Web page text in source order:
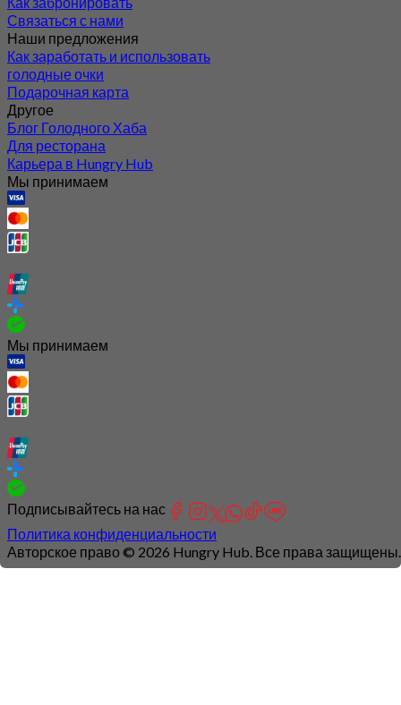
Связаться с нами
Наши предложения
Как заработать и использовать
голодные очки
Подарочная карта
Другое
Блог Голодного Хаба
Для ресторана
Карьера в Hungry Hub
Мы принимаем
Мы принимаем
Подписывайтесь на нас
Политика конфиденциальности
Авторское право © 2026 Hungry Hub. Все права защищены.
Connection